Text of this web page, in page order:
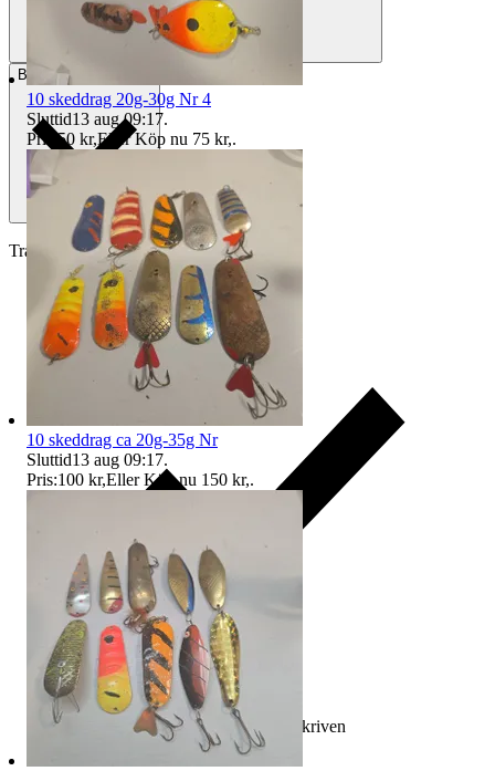
Betalning
Traderas köparskydd
Ersättning om varan inte är som beskriven
10 skeddrag 20g-30g Nr 4
Sluttid13 aug 09:17.
Pris:50 kr,Eller Köp nu 75 kr,.
10 skeddrag ca 20g-35g Nr
Sluttid13 aug 09:17.
Pris:100 kr,Eller Köp nu 150 kr,.